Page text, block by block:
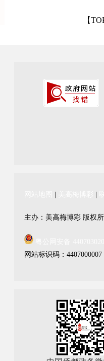
【
| |
主办：美高梅博彩 版权
网站标识码：4407000007